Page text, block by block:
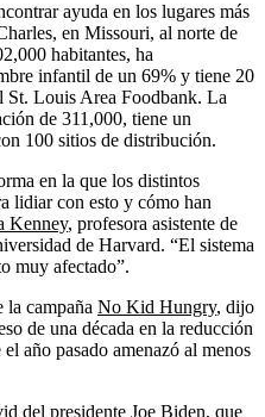
ayuda en los lugares más
en Missouri, al norte de
habitantes, ha
infantil de un 69% y tiene 20
St. Louis Area Foodbank. La
de 311,000, tiene un
100 sitios de distribución.
en la que los distintos
lidiar con esto y cómo han
Kenney, profesora asistente de
de Harvard. “El sistema
muy afectado”.
la campaña No Kid Hungry, dijo
de una década en la reducción
año pasado amenazó al menos
del presidente Joe Biden, que